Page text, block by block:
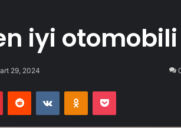
iyi otomobili
29, 2024
PinterestReddit VKontakteOdnoklassniki
Pocket